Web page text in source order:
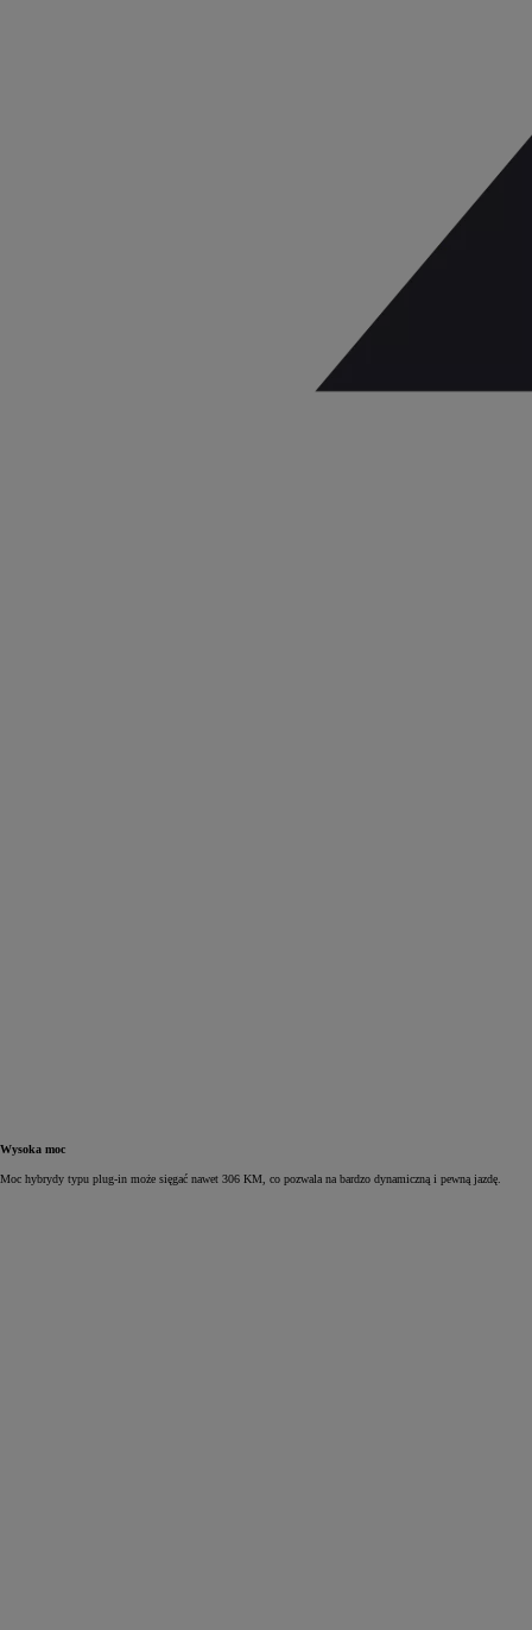
Wysoka moc
Moc hybrydy typu plug‑in może sięgać nawet 306 KM, co pozwala na bardzo dynamiczną i pewną jazdę.